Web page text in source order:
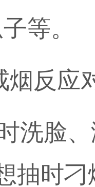
等。
反应
脸、
抽时